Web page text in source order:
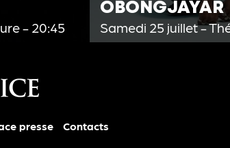
- 20:45
OBONGJAYAR
Samedi 25 juillet-
presse
Contacts